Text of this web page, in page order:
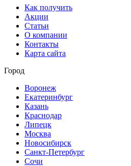
Как получить
Акции
Статьи
О компании
Контакты
Карта сайта
Город
Воронеж
Екатеринбург
Казань
Краснодар
Липецк
Москва
Новосибирск
Санкт-Петербург
Сочи